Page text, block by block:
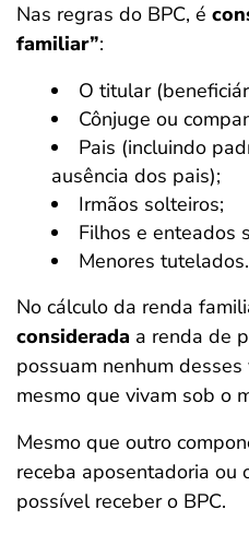
Nas regras do BPC, é
familiar”:
O titular
Cônjuge ou
Pais (incluindo
ausência dos pais);
Irmãos solteiros;
Filhos e enteados
Menores tutelados.
No cálculo da renda
considerada a renda de
possuam nenhum
mesmo que vivam sob o
Mesmo que outro
receba aposentadoria ou
possível receber o BPC.